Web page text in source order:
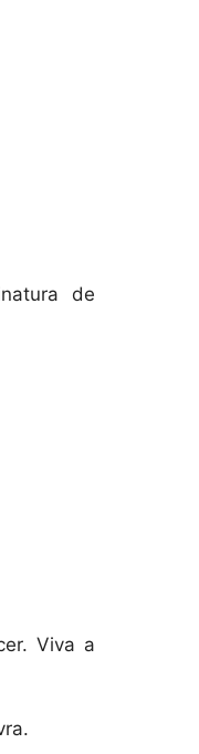
de
Viva a